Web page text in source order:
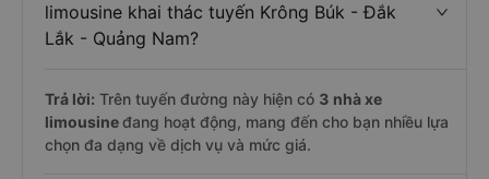
limousine khai thác tuyến Krông Búk - Đắk
Lắk - Quảng Nam?
Trả lời: Trên tuyến đường này hiện có 3 nhà xe
limousineđang hoạt động, mang đến cho bạn nhiều lựa
chọn đa dạng về dịch vụ và mức giá.